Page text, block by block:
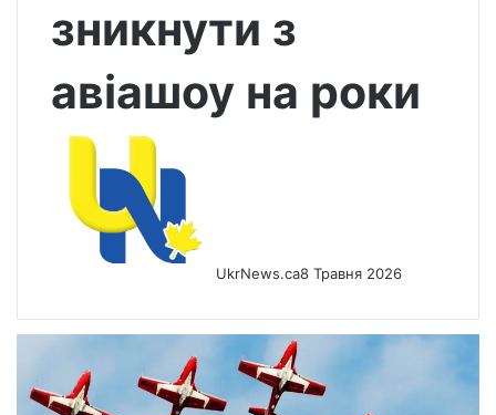
зникнути з
авіашоу на роки
UkrNews.ca8 Травня 2026